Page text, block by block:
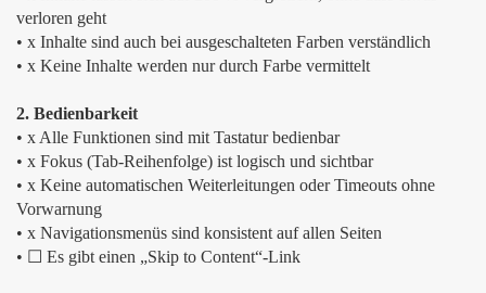
verloren geht
• x Inhalte sind auch bei ausgeschalteten Farben verständlich
• x Keine Inhalte werden nur durch Farbe vermittelt
2. Bedienbarkeit
• x Alle Funktionen sind mit Tastatur bedienbar
• x Fokus (Tab-Reihenfolge) ist logisch und sichtbar
• x Keine automatischen Weiterleitungen oder Timeouts ohne
Vorwarnung
• x Navigationsmenüs sind konsistent auf allen Seiten
• ☐ Es gibt einen „Skip to Content“-Link